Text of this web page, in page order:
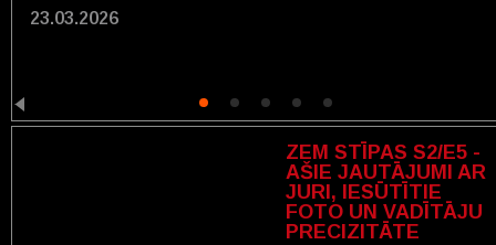
23.03.2026
ZEM STĪPAS S2/E5 -
AŠIE JAUTĀJUMI AR
JURI, IESŪTĪTIE
FOTO UN VADĪTĀJU
PRECIZITĀTE